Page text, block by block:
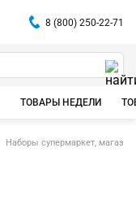
8 (800) 250-22-71
ТОВАРЫ НЕДЕЛИ
Наборы супермаркет, магазин